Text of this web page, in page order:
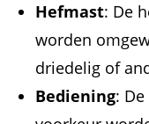
Hefmast: De
worden
driedelig of
Bediening: